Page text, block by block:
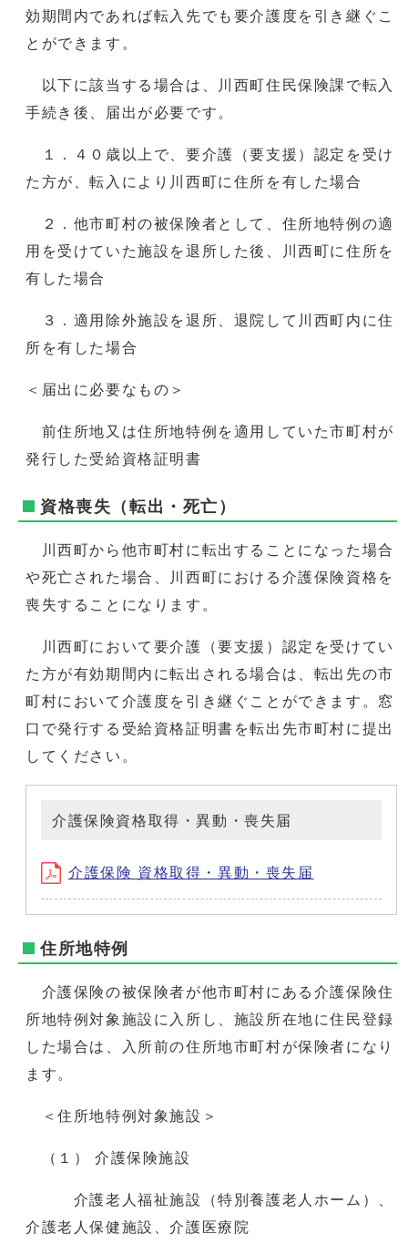
効期間内であれば転入先でも要介護度を引き継ぐこ
とができます。
以下に該当する場合は、川西町住民保険課で転入
手続き後、届出が必要です。
１．４０歳以上で、要介護（要支援）認定を受け
た方が、転入により川西町に住所を有した場合
２．他市町村の被保険者として、住所地特例の適
用を受けていた施設を退所した後、川西町に住所を
有した場合
３．適用除外施設を退所、退院して川西町内に住
所を有した場合
＜届出に必要なもの＞
前住所地又は住所地特例を適用していた市町村が
発行した受給資格証明書
資格喪失（転出・死亡）
川西町から他市町村に転出することになった場合
や死亡された場合、川西町における介護保険資格を
喪失することになります。
川西町において要介護（要支援）認定を受けてい
た方が有効期間内に転出される場合は、転出先の市
町村において介護度を引き継ぐことができます。窓
口で発行する受給資格証明書を転出先市町村に提出
してください。
介護保険資格取得・異動・喪失届
介護保険 資格取得・異動・喪失届
住所地特例
介護保険の被保険者が他市町村にある介護保険住
所地特例対象施設に入所し、施設所在地に住民登録
した場合は、入所前の住所地市町村が保険者になり
ます。
＜住所地特例対象施設＞
（１） 介護保険施設
介護老人福祉施設（特別養護老人ホーム）、
介護老人保健施設、介護医療院